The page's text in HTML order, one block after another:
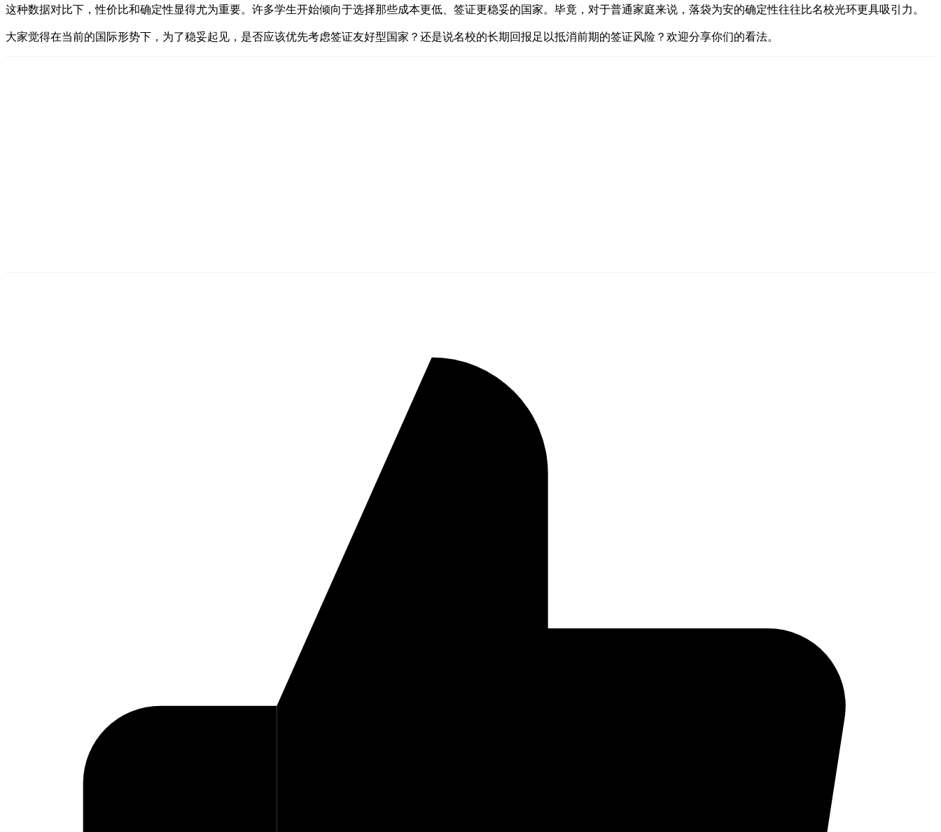
这种数据对比下，性价比和确定性显得尤为重要。许多学生开始倾向于选择那些成本更低、签证更稳妥的国家。毕竟，对于普通家庭来说，落袋为安的确定性往往比名校光环更具吸引力。
大家觉得在当前的国际形势下，为了稳妥起见，是否应该优先考虑签证友好型国家？还是说名校的长期回报足以抵消前期的签证风险？欢迎分享你们的看法。